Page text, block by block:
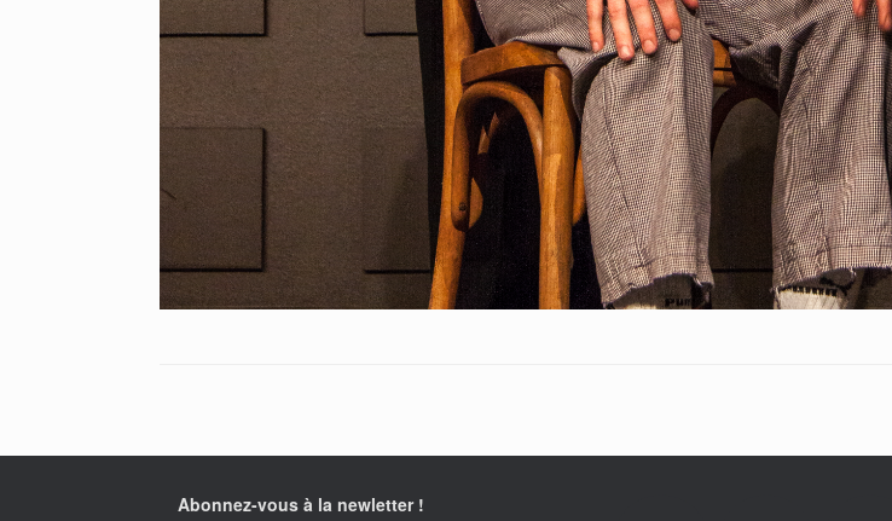
Abonnez-vous à la newletter !